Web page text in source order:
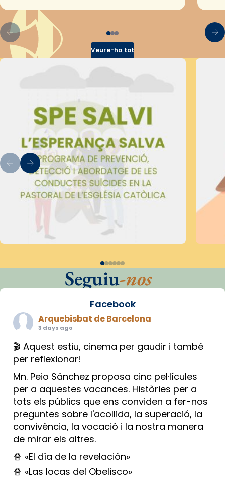
Veure-ho tot
Seguiu-nos
Facebook
Arquebisbat de Barcelona
3 days ago
🎬 Aquest estiu, cinema per gaudir i també
per reflexionar!
Mn. Peio Sánchez proposa cinc pel·lícules
per a aquestes vacances. Històries per a
tots els públics que ens conviden a fer-nos
preguntes sobre l'acollida, la superació, la
convivència, la vocació i la nostra manera
de mirar els altres.
🍿 «El día de la revelación»
🍿 «Las locas del Obelisco»